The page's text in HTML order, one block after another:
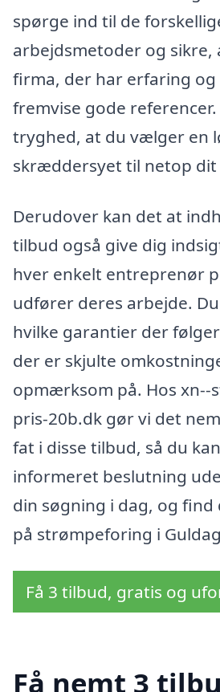
spørge ind til de
arbejdsmetoder og
firma, der har erfaring og
fremvise gode
tryghed, at du vælger en
skræddersyet til netop dit
Derudover kan det at
tilbud også give dig
hver enkelt entreprenør
udfører deres arbejde.
hvilke garantier der
der er skjulte
opmærksom på. Hos xn--
pris-20b.dk gør vi det
fat i disse tilbud, så du
informeret beslutning
din søgning i dag, og find
på strømpeforing i
Få 3 tilbud, gratis og
Få nemt 3